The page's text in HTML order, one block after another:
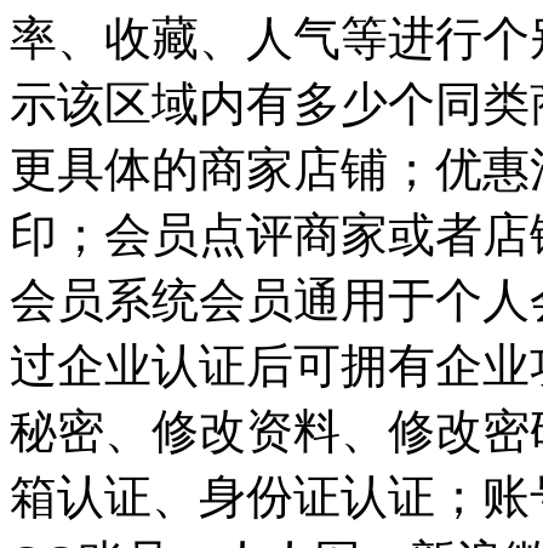
率、收藏、人气等进行
示该区域内有多少个同
更具体的商家店铺；优
印；会员点评商家或者
会员系统会员通用于个
过企业认证后可拥有企
秘密、修改资料、修改
箱认证、身份证认证；